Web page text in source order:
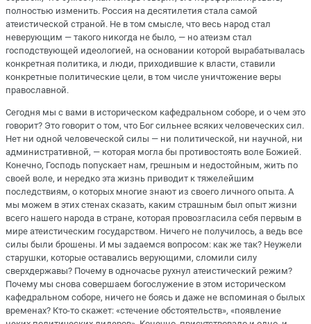
полностью изменить. Россия на десятилетия стала самой
атеистической страной. Не в том смысле, что весь народ стал
неверующим — такого никогда не было, — но атеизм стал
господствующей идеологией, на основании которой вырабатывалась
конкретная политика, и люди, приходившие к власти, ставили
конкретные политические цели, в том числе уничтожение веры
православной.
Сегодня мы с вами в историческом кафедральном соборе, и о чем это
говорит? Это говорит о том, что Бог сильнее всяких человеческих сил.
Нет ни одной человеческой силы — ни политической, ни научной, ни
административной, — которая могла бы противостоять воле Божией.
Конечно, Господь попускает нам, грешным и недостойным, жить по
своей воле, и нередко эта жизнь приводит к тяжелейшим
последствиям, о которых многие знают из своего личного опыта. А
мы можем в этих стенах сказать, каким страшным был опыт жизни
всего нашего народа в стране, которая провозгласила себя первым в
мире атеистическим государством. Ничего не получилось, а ведь все
силы были брошены. И мы задаемся вопросом: как же так? Неужели
старушки, которые оставались верующими, сломили силу
сверхдержавы? Почему в одночасье рухнул атеистический режим?
Почему мы снова совершаем богослужение в этом историческом
кафедральном соборе, ничего не боясь и даже не вспоминая о былых
временах? Кто-то скажет: «стечение обстоятельств», «появление